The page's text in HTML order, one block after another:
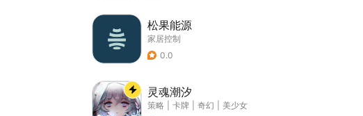
松果能源
家居控制
0.0
灵魂潮汐
策略 卡牌 奇幻
美少女